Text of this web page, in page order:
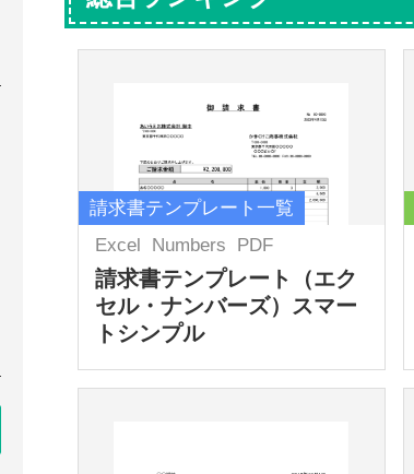
請求書テンプレート一覧
Excel
Numbers PDF
請求書テンプレート（エク
セル・ナンバーズ）スマー
トシンプル